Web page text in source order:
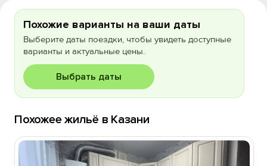
Похожие варианты на ваши даты
Выберите даты поездки, чтобы увидеть доступные
варианты и актуальные цены.
Выбрать даты
Похожее жильё в Казани